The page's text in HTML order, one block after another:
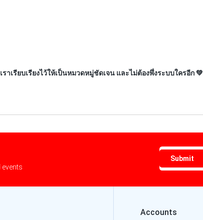
เรียบเรียงไว้ให้เป็นหมวดหมู่ชัดเจน และไม่ต้องพึ่งระบบใครอีก 💚
Submit
Accounts